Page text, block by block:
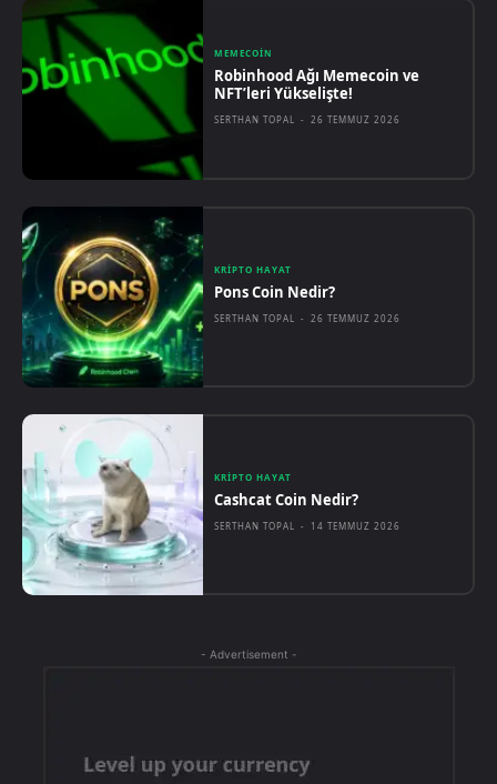
MEMECOIN
Robinhood Ağı Memecoin ve
NFT’leri Yükselişte!
SERTHAN TOPAL - 26 TEMMUZ 2026
KRIPTO HAYAT
Pons Coin Nedir?
SERTHAN TOPAL - 26 TEMMUZ 2026
KRIPTO HAYAT
Cashcat Coin Nedir?
SERTHAN TOPAL - 14 TEMMUZ 2026
- Advertisement -